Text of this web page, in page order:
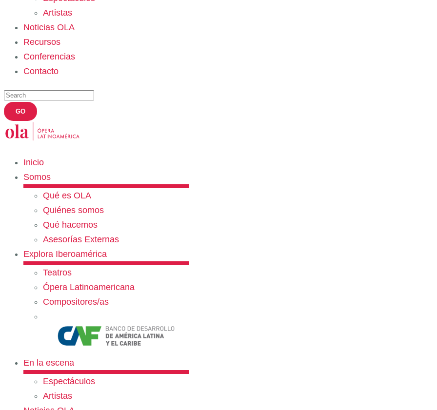
Artistas
Noticias OLA
Recursos
Conferencias
Contacto
Inicio
Somos
Qué es OLA
Quiénes somos
Qué hacemos
Asesorías Externas
Explora Iberoamérica
Teatros
Ópera Latinoamericana
Compositores/as
En la escena
Espectáculos
Artistas